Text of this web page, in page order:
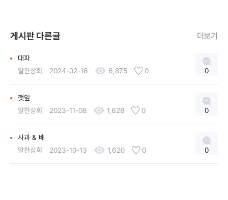
게시판 다른글 더보기
대파
알찬상회
2024-02-16 6,875 0 0
깻잎
알찬상회
2023-11-08 1,628 0 0
사과 & 배
알찬상회
2023-10-13 1,620 0 0